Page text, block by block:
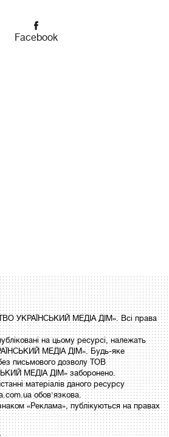
Facebook
УКРАЇНСЬКИЙ МЕДІА ДІМ». Всі права
на цьому ресурсі, належать
МЕДІА ДІМ». Будь-яке
письмового дозволу ТОВ
МЕДІА ДІМ» заборонено.
матеріалів даного ресурсу
обов'язкова.
«Реклама», публікуються на правах